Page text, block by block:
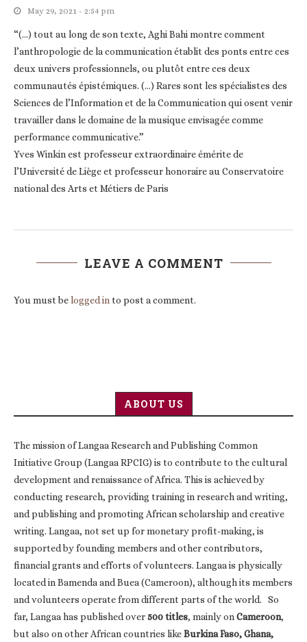
May 29, 2021 - 2:54 pm
“(…) tout au long de son texte, Aghi Bahi montre comment
l’anthropologie de la communication établit des ponts entre ces
deux univers professionnels, ou plutôt entre ces deux
communautés épistémiques. (…) Rares sont les spécialistes des
Sciences de l’Information et de la Communication qui osent venir
travailler dans le domaine de la musique envisagée comme
performance communicative.”
Yves Winkin est professeur extraordinaire émérite de
l’Université de Liège et professeur honoraire au Conservatoire
national des Arts et Métiers de Paris
LEAVE A COMMENT
You must belogged into post a comment.
ABOUT US
The mission of Langaa Research and Publishing Common
Initiative Group (Langaa RPCIG) is to contribute to the cultural
development and renaissance of Africa. This is achieved by
conducting research, providing training in research and writing,
and publishing and promoting African scholarship and creative
writing. Langaa, not set up for monetary profit-making, is
supported by founding members and other contributors,
financial grants and efforts of volunteers. Langaa is physically
located in Bamenda and Buea (Cameroon), although its members
and volunteers operate from different parts of the world. So
far, Langaa has published over500 titles, mainly onCameroon,
but also on other African countries likeBurkina Faso, Ghana,